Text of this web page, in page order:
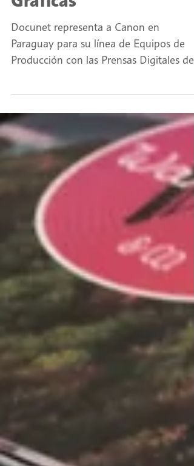
Comunicaciones
Gráficas
Docunet representa a Canon en
Producción con las Prensas Digitales de
línea imagePRESS